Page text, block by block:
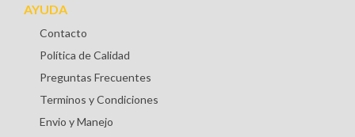
AYUDA
Contacto
Política de Calidad
Preguntas Frecuentes
Terminos y Condiciones
Envio y Manejo